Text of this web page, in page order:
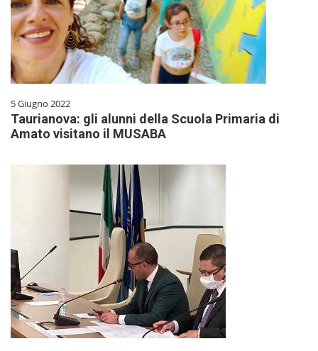
5 Giugno 2022
Taurianova: gli alunni della Scuola Primaria di
Amato visitano il MUSABA